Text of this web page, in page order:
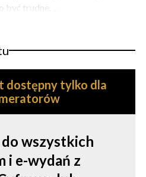
trudne. ...
dostępny tylko dla
wszystkich
i e-wydań z